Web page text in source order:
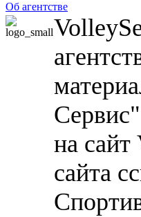
Об агентстве
на
сайта